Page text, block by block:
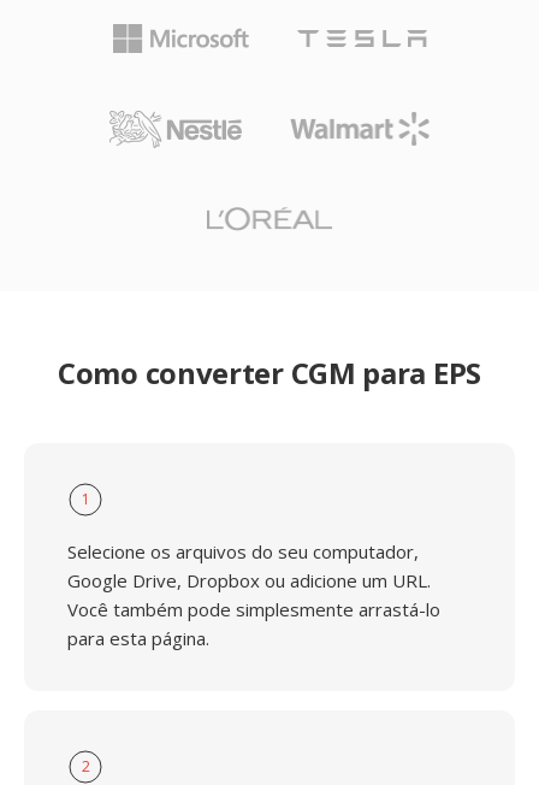
Como converter CGM para EPS
1
Selecione os arquivos do seu computador,
Google Drive, Dropbox ou adicione um URL.
Você também pode simplesmente arrastá-lo
para esta página.
2